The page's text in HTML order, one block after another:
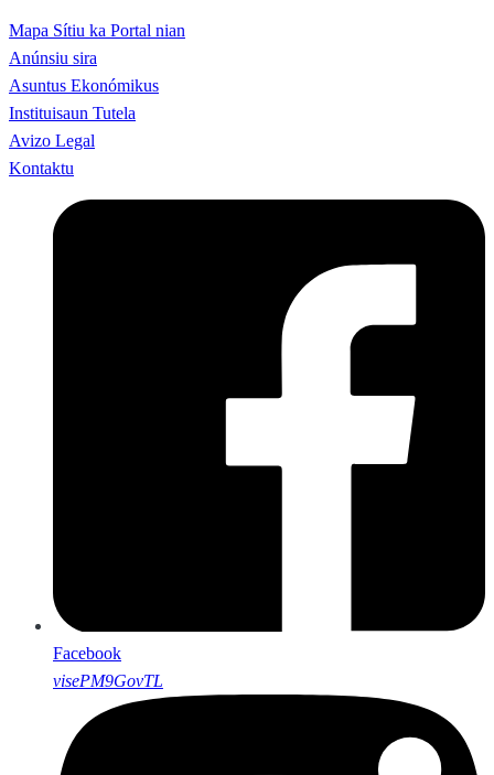
Mapa Sítiu ka Portal nian
Anúnsiu sira
Asuntus Ekonómikus
Instituisaun Tutela
Avizo Legal
Kontaktu
Facebook
visePM9GovTL